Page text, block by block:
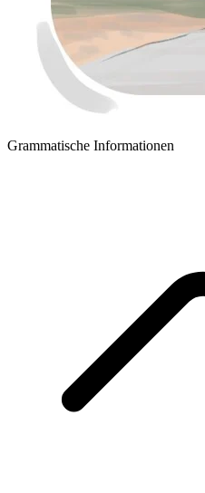
Grammatische Informationen